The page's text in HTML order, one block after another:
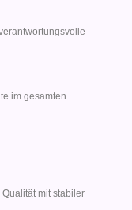
im gesamten
mit stabiler